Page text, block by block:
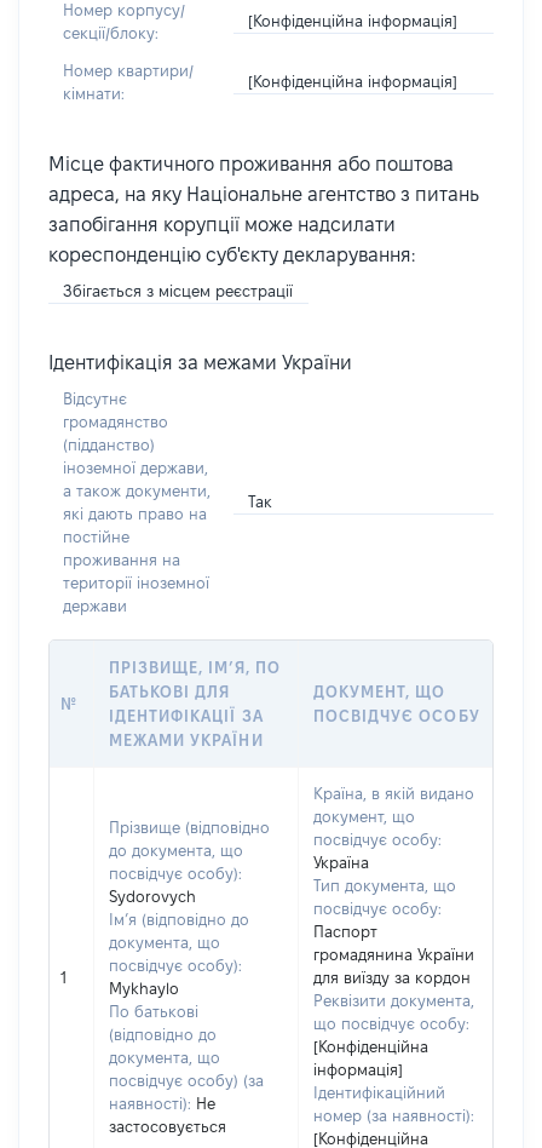
Номер корпусу/
секції/блоку:
[Конфіденційна інформація]
Номер квартири/
кімнати:
[Конфіденційна інформація]
Місце фактичного проживання або поштова
адреса, на яку Національне агентство з питань
запобігання корупції може надсилати
кореспонденцію суб'єкту декларування:
Збігається з місцем реєстрації
Ідентифікація за межами України
Відсутнє
громадянство
(підданство)
іноземної держави,
а також документи,
які дають право на
постійне
проживання на
території іноземної
держави
Так
№
ПРІЗВИЩЕ, ІМ’Я, ПО
БАТЬКОВІ ДЛЯ
ІДЕНТИФІКАЦІЇ ЗА
МЕЖАМИ УКРАЇНИ
ДОКУМЕНТ, ЩО
ПОСВІДЧУЄ ОСОБУ
1
Прізвище (відповідно
до документа, що
посвідчує особу):
Sydorovych
Ім’я (відповідно до
документа, що
посвідчує особу):
Mykhaylo
По батькові
(відповідно до
документа, що
посвідчує особу) (за
наявності): Не
застосовується
Країна, в якій видано
документ, що
посвідчує особу:
Україна
Тип документа, що
посвідчує особу:
Паспорт
громадянина України
для виїзду за кордон
Реквізити документа,
що посвідчує особу:
[Конфіденційна
інформація]
Ідентифікаційний
номер (за наявності):
[Конфіденційна